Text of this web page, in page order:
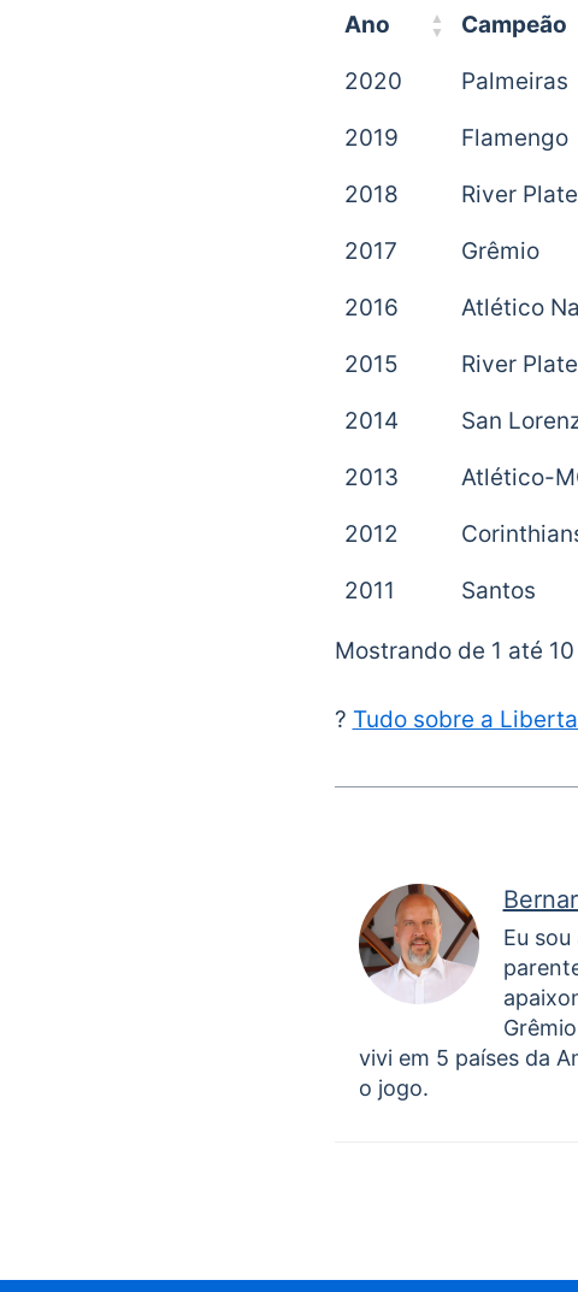
Ano Campeão
2020 Palmeiras
2019 Flamengo
2018 River Plate
2017 Grêmio
2016 Atlético
2015 River Plate
2014 San
2013 Atlético-
2012
2011 Santos
Mostrando de 1 até
? Tudo sobre a
Eu
vivi em 5 países da
o jogo.